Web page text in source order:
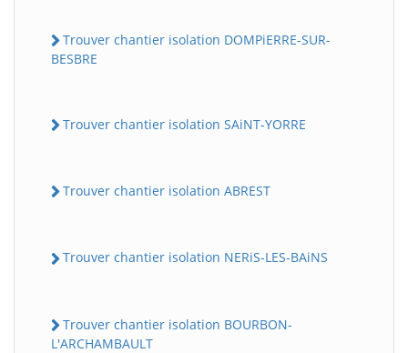
Trouver chantier isolation DOMPiERRE-SUR-
BESBRE
Trouver chantier isolation SAiNT-YORRE
Trouver chantier isolation ABREST
Trouver chantier isolation NERiS-LES-BAiNS
Trouver chantier isolation BOURBON-
L'ARCHAMBAULT